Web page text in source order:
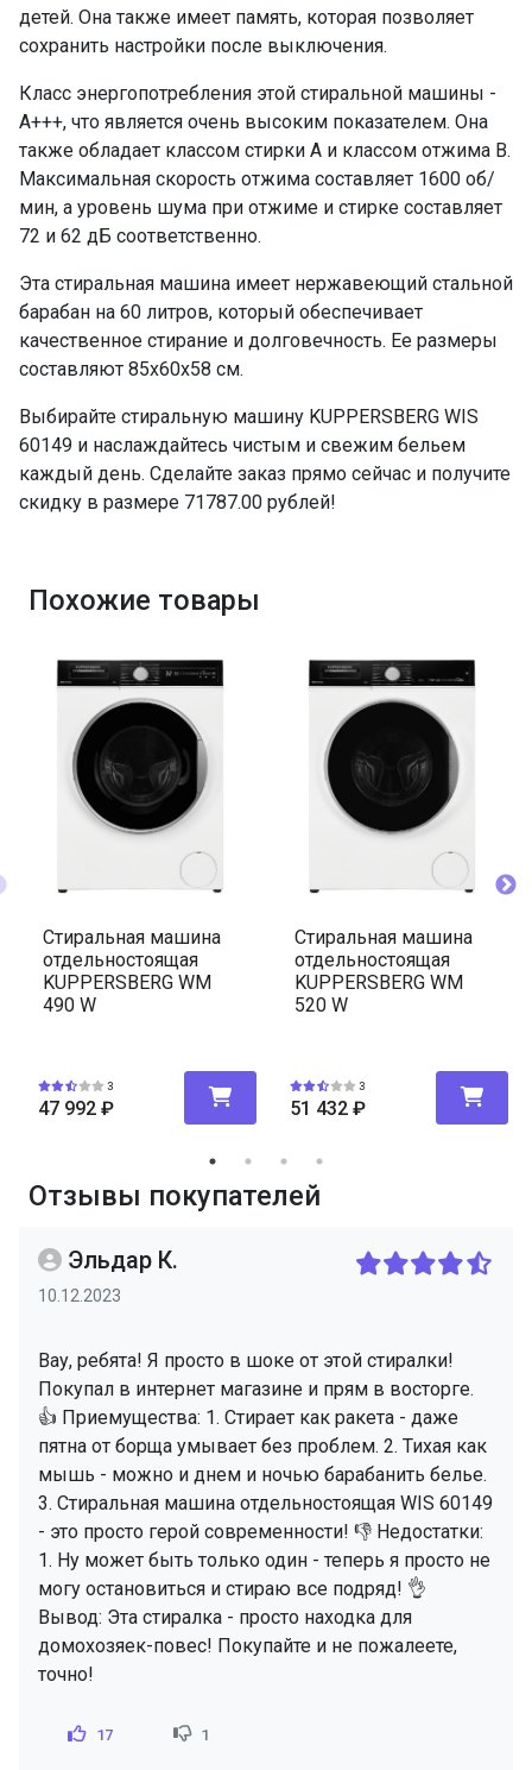
детей. Она также имеет память, которая позволяет
сохранить настройки после выключения.
Класс энергопотребления этой стиральной машины -
А+++, что является очень высоким показателем. Она
также обладает классом стирки А и классом отжима B.
Максимальная скорость отжима составляет 1600 об/
мин, а уровень шума при отжиме и стирке составляет
72 и 62 дБ соответственно.
Эта стиральная машина имеет нержавеющий стальной
барабан на 60 литров, который обеспечивает
качественное стирание и долговечность. Ее размеры
составляют 85x60x58 см.
Выбирайте стиральную машину KUPPERSBERG WIS
60149 и наслаждайтесь чистым и свежим бельем
каждый день. Сделайте заказ прямо сейчас и получите
скидку в размере 71787.00 рублей!
Похожие товары
Стиральная машина
отдельностоящая
KUPPERSBERG WM
490 W
3
47 992 ₽
Стиральная машина
отдельностоящая
KUPPERSBERG WM
520 W
3
51 432 ₽
Отзывы покупателей
Эльдар К.
10.12.2023
Вау, ребята! Я просто в шоке от этой стиралки!
Покупал в интернет магазине и прям в восторге.
👍 Приемущества: 1. Стирает как ракета - даже
пятна от борща умывает без проблем. 2. Тихая как
мышь - можно и днем и ночью барабанить белье.
3. Стиральная машина отдельностоящая WIS 60149
- это просто герой современности! 👎 Недостатки:
1. Ну может быть только один - теперь я просто не
могу остановиться и стираю все подряд! 👌
Вывод: Эта стиралка - просто находка для
домохозяек-повес! Покупайте и не пожалеете,
точно!
17 1